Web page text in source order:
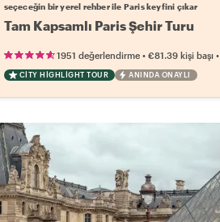
seçeceğin bir yerel rehber ile Paris keyfini çıkar
Tam Kapsamlı Paris Şehir Turu
1951 değerlendirme• €81.39 kişi başı•
CITY HIGHLIGHT TOUR ANINDA ONAYLI